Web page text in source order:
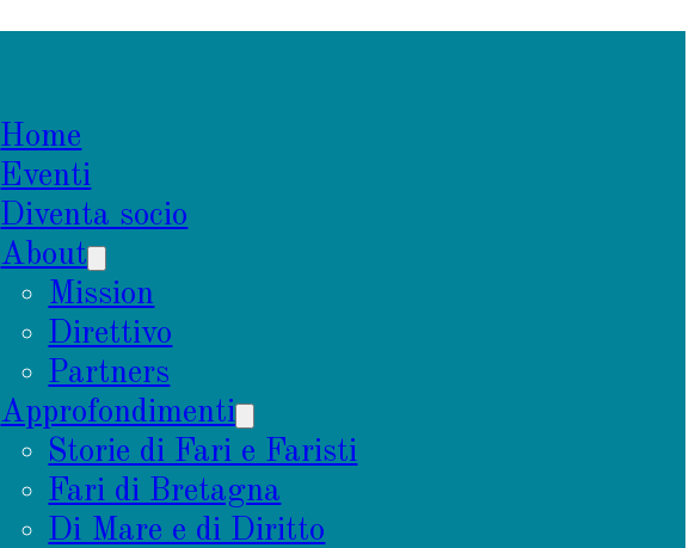
Home
Eventi
Diventa socio
About
Mission
Direttivo
Partners
Approfondimenti
Storie di Fari e Faristi
Fari di Bretagna
Di Mare e di Diritto